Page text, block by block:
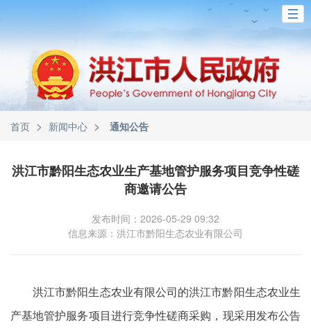
首页 > 新闻中心 > 通知公告
洪江市黔阳生态农业生产基地管护服务项目竞争性磋
商邀请公告
发布时间：2026-05-29 09:32
信息来源：洪江市黔阳生态农业有限公司
洪江市黔阳生态农业有限公司的洪江市黔阳生态农业生
产基地管护服务项目进行竞争性磋商采购，现采用发布公告